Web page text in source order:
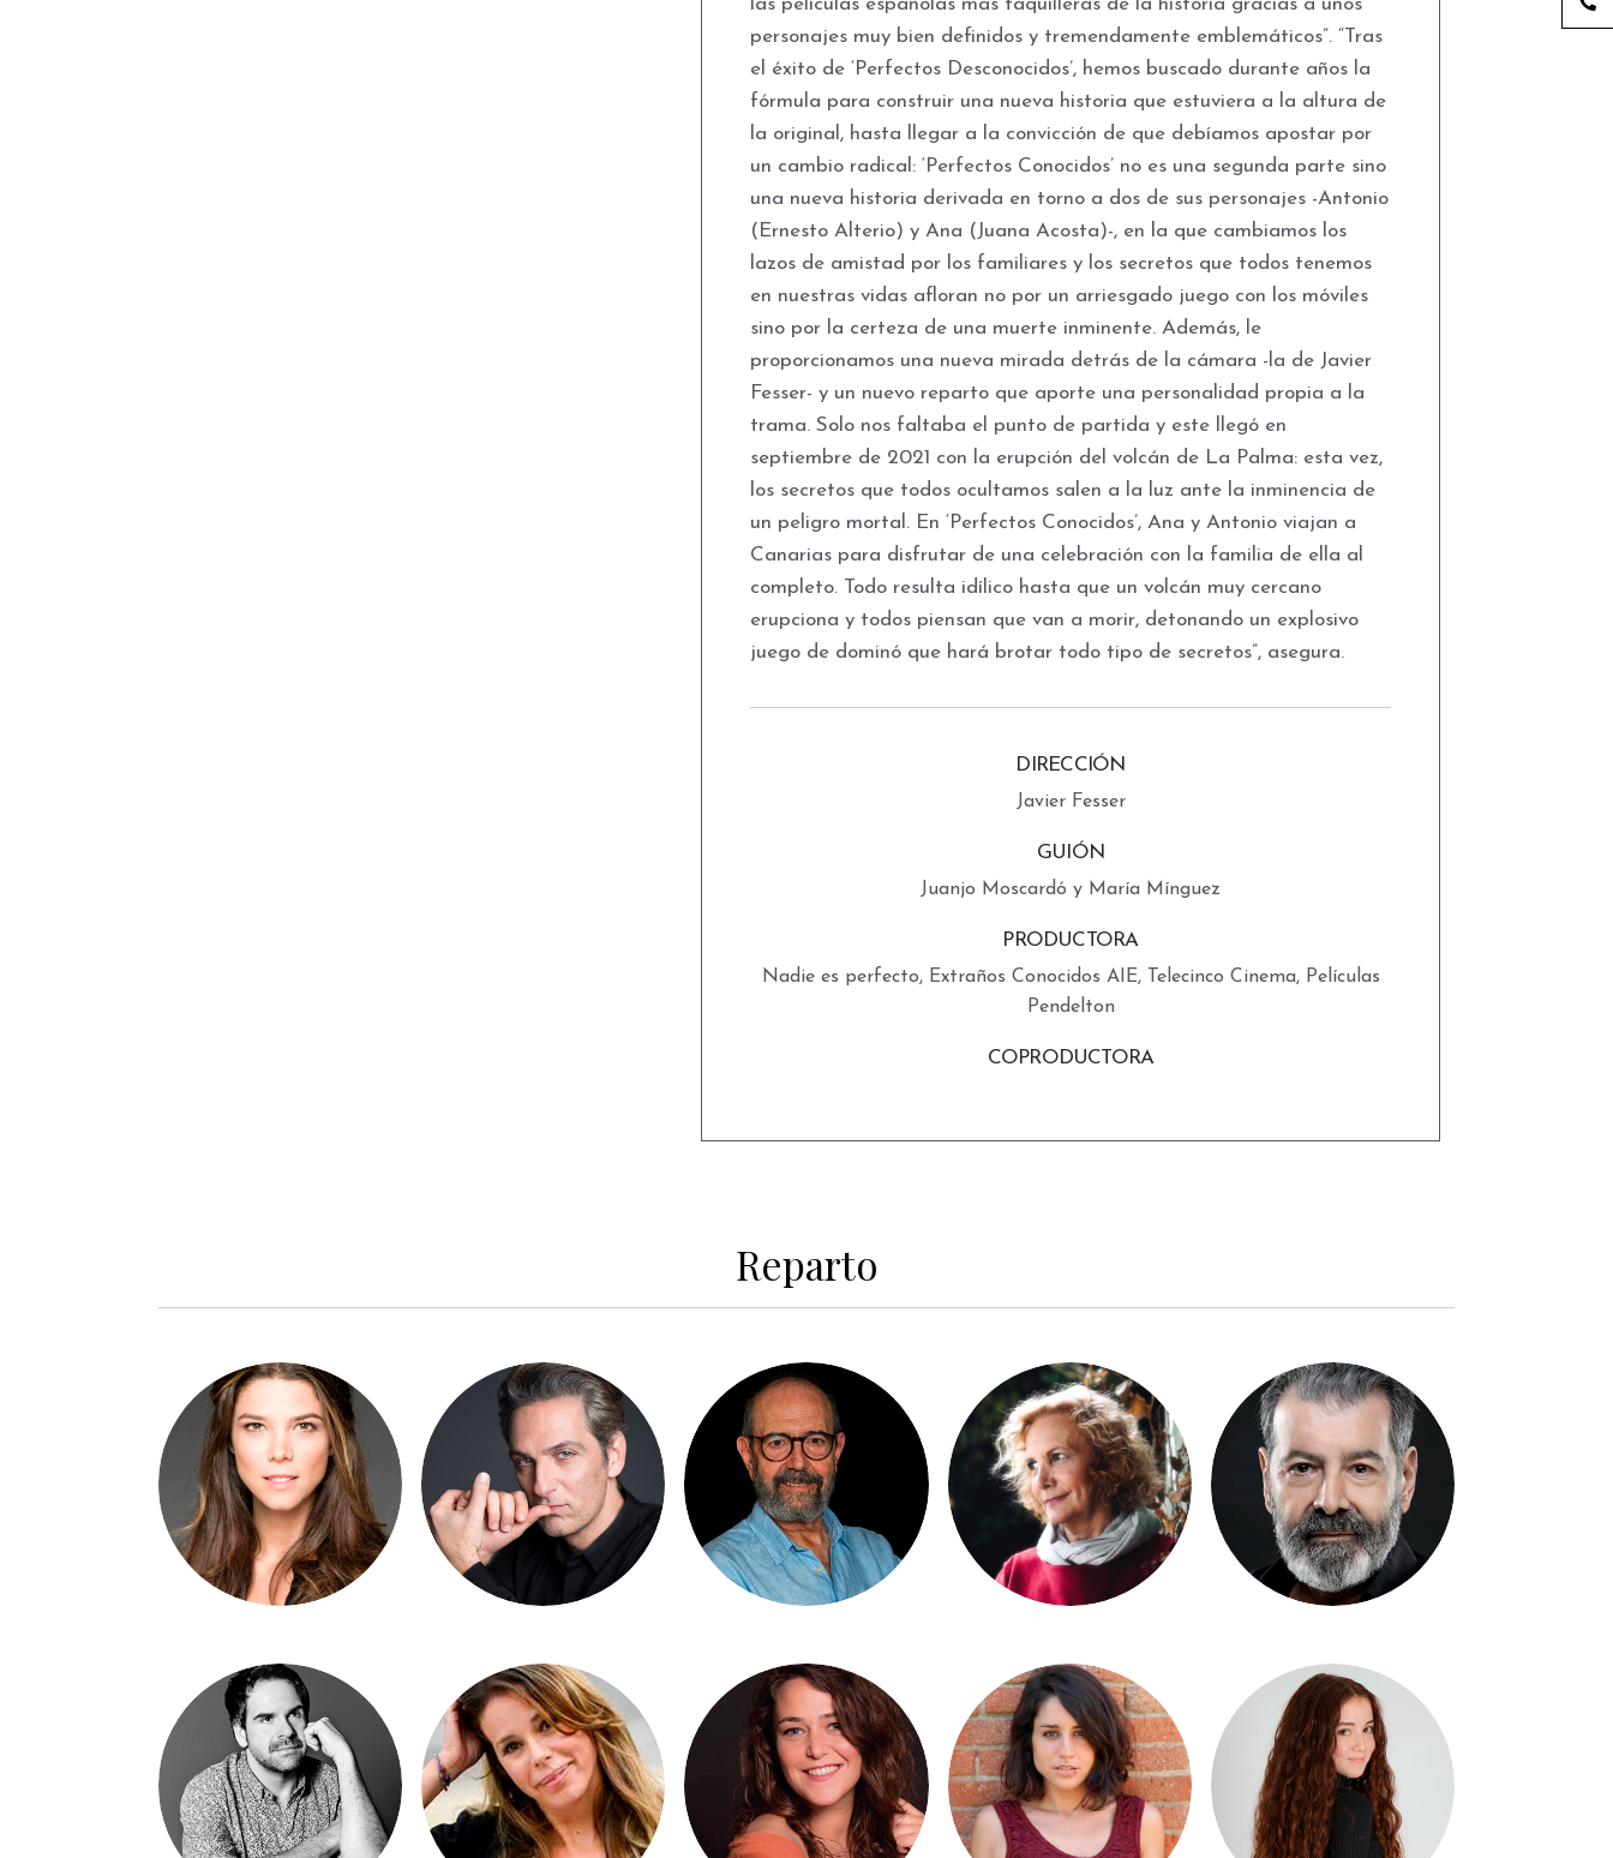
personajes muy bien definidos y tremendamente emblemáticos”. “Tras
el éxito de ‘Perfectos Desconocidos’, hemos buscado durante años la
fórmula para construir una nueva historia que estuviera a la altura de
la original, hasta llegar a la convicción de que debíamos apostar por
un cambio radical: ‘Perfectos Conocidos’ no es una segunda parte sino
una nueva historia derivada en torno a dos de sus personajes -Antonio
(Ernesto Alterio) y Ana (Juana Acosta)-, en la que cambiamos los
lazos de amistad por los familiares y los secretos que todos tenemos
en nuestras vidas afloran no por un arriesgado juego con los móviles
sino por la certeza de una muerte inminente. Además, le
proporcionamos una nueva mirada detrás de la cámara -la de Javier
Fesser- y un nuevo reparto que aporte una personalidad propia a la
trama. Solo nos faltaba el punto de partida y este llegó en
septiembre de 2021 con la erupción del volcán de La Palma: esta vez,
los secretos que todos ocultamos salen a la luz ante la inminencia de
un peligro mortal. En ‘Perfectos Conocidos’, Ana y Antonio viajan a
Canarias para disfrutar de una celebración con la familia de ella al
completo. Todo resulta idílico hasta que un volcán muy cercano
erupciona y todos piensan que van a morir, detonando un explosivo
juego de dominó que hará brotar todo tipo de secretos”, asegura.
DIRECCIÓN
Javier Fesser
GUIÓN
Juanjo Moscardó y María Mínguez
PRODUCTORA
Nadie es perfecto, Extraños Conocidos AIE, Telecinco Cinema, Películas
Pendelton
COPRODUCTORA
Reparto